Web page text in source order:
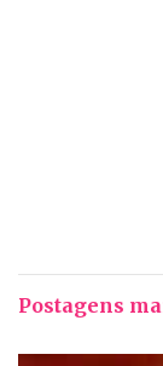
Postagens